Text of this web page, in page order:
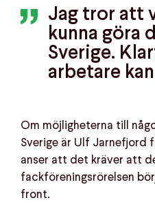
Jag tror att
kunna göra
Sverige.
arbetare
Om möjligheterna till
Sverige är Ulf Jarnefjord
anser att det kräver att
fackföreningsrörelsen
front.